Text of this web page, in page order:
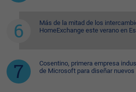
Más de la mitad de los
HomeExchange este verano en
Cosentino, primera empresa
de Microsoft para diseñar